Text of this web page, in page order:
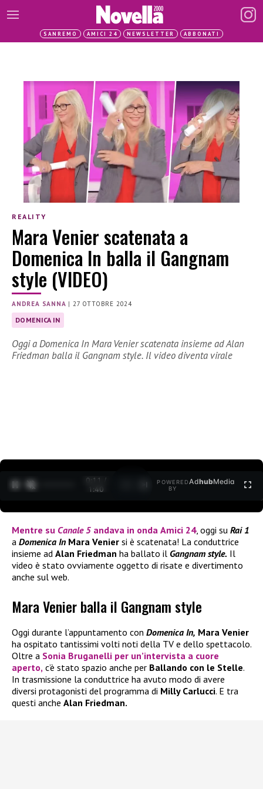
SANREMO AMICI 24 NEWSLETTER ABBONATI
REALITY
Mara Venier scatenata a
Domenica In balla il Gangnam
style (VIDEO)
ANDREA SANNA |27 OTTOBRE 2024
DOMENICA IN
Oggi a Domenica In Mara Venier scatenata insieme ad Alan
Friedman balla il Gangnam style. Il video diventa virale
0:12 /
1:40
POWERED
BY
AdhubMedia
Mentre su Canale 5 andava in onda Amici 24, oggi su Rai 1
a Domenica In Mara Venier si è scatenata! La conduttrice
insieme ad Alan Friedman ha ballato il Gangnam style. Il
video è stato ovviamente oggetto di risate e divertimento
anche sul web.
Mara Venier balla il Gangnam style
Oggi durante l’appuntamento con Domenica In, Mara Venier
ha ospitato tantissimi volti noti della TV e dello spettacolo.
Oltre a Sonia Bruganelli per un’intervista a cuore
aperto, c’è stato spazio anche per Ballando con le Stelle.
In trasmissione la conduttrice ha avuto modo di avere
diversi protagonisti del programma di Milly Carlucci. E tra
questi anche Alan Friedman.